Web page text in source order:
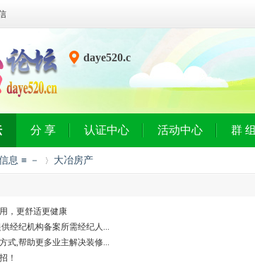
daye520.c
分 享 认证中心 活动中心 群 组
息 ≡ －
›
大冶房产
，更舒适更健康
经纪机构备案所需经纪人...
式,帮助更多业主解决装修...
！